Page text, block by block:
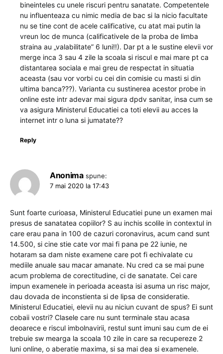
bineinteles cu unele riscuri pentru sanatate. Competentele
nu influenteaza cu nimic media de bac si la nicio facultate
nu se tine cont de acele calificative, cu atat mai putin la
vreun loc de munca (calificativele de la proba de limba
straina au „valabilitate” 6 luni!!). Dar pt a le sustine elevii vor
merge inca 3 sau 4 zile la scoala si riscul e mai mare pt ca
distantarea sociala e mai greu de respectat in situatia
aceasta (sau vor vorbi cu cei din comisie cu masti si din
ultima banca???). Varianta cu sustinerea acestor probe in
online este intr adevar mai sigura dpdv sanitar, insa cum se
va asigura Ministerul Educatiei ca toti elevii au acces la
internet intr o luna si jumatate??
Reply
Anonima spune:
7 mai 2020 la 17:43
Sunt foarte curioasa, Ministerul Educatiei pune un examen mai
presus de sanatatea copiilor? S au inchis scolile in contextul in
care erau pana in 100 de cazuri coronavirus, acum cand sunt
14.500, si cine stie cate vor mai fi pana pe 22 iunie, ne
hotaram sa dam niste examene care pot fi echivalate cu
mediile anuale sau macar amanate. Nu cred ca se mai pune
acum problema de corectitudine, ci de sanatate. Cei care
impun examenele in perioada aceasta isi asuma un risc major,
dau dovada de inconstienta si de lipsa de consideratie.
Ministerul Educatiei, elevii nu au niciun cuvant de spus? Ei sunt
cobaii vostri? Clasele care nu sunt terminale stau acasa
deoarece e riscul imbolnavirii, restul sunt imuni sau cum de ei
trebuie sw mearga la scoala 10 zile in care sa recupereze 2
luni online, o aberatie maxima, si sa mai dea si examenele.